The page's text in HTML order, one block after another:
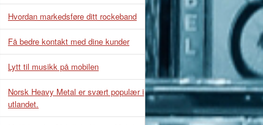
Hvordan markedsføre ditt rockeband
Få bedre kontakt med dine kunder
Lytt til musikk på mobilen
Norsk Heavy Metal er svært populær i
utlandet.